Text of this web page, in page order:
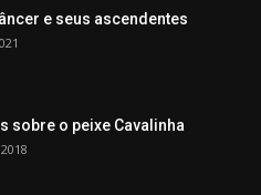
e seus ascendentes
sobre o peixe Cavalinha